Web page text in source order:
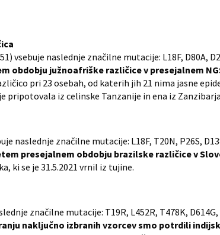
vsebuje naslednje značilne mutacije: L18F, D80A,
obdobju južnoafriške različice v presejalnem
pri 23 osebah, od katerih jih 21 nima jasne
pripotovala iz celinske Tanzanije in ena iz
naslednje značilne mutacije: L18F, T20N, P26S,
presejalnem obdobju brazilske različice v
ki se je 31.5.2021 vrnil iz tujine.
značilne mutacije: T19R, L452R, T478K,
naključno izbranih vzorcev smo potrdili